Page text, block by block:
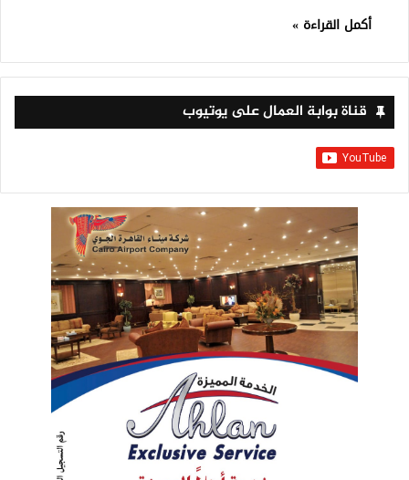
أكمل القراءة »
قناة بوابة العمال على يوتيوب